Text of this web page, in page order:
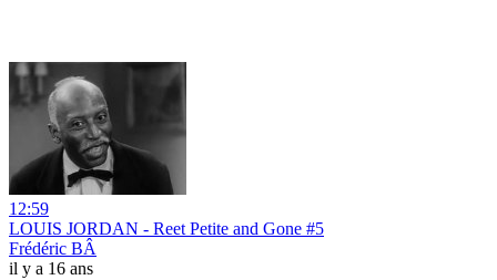
12:59
LOUIS JORDAN - Reet Petite and Gone #5
Frédéric BÂ
il y a 16 ans